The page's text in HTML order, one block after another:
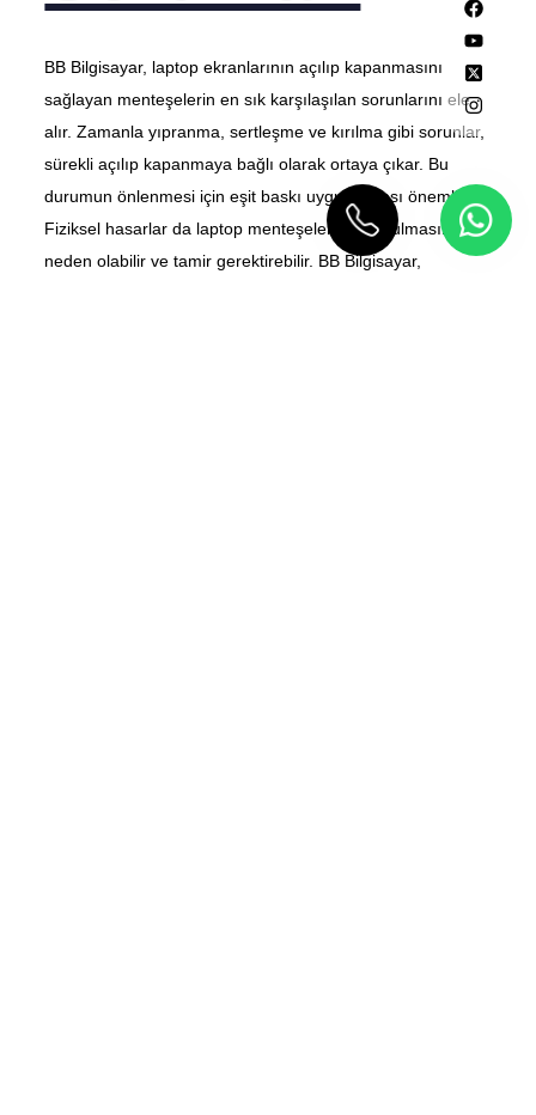
BB Bilgisayar, laptop ekranlarının açılıp kapanmasını
sağlayan menteşelerin en sık karşılaşılan sorunlarını ele
alır. Zamanla yıpranma, sertleşme ve kırılma gibi sorunlar,
sürekli açılıp kapanmaya bağlı olarak ortaya çıkar. Bu
durumun önlenmesi için eşit baskı uygulanması önemlidir.
Fiziksel hasarlar da laptop menteşelerinin bozulmasına
neden olabilir ve tamir gerektirebilir. BB Bilgisayar,